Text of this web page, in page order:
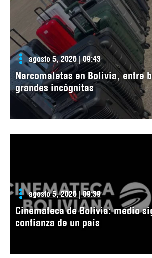
agosto 5, 2026 | 09:43
Narcomaletas en Bolivia, entre
grandes incógnitas
agosto 5, 2026 | 09:39
Cinemateca de Bolivia: medio
confianza de un país